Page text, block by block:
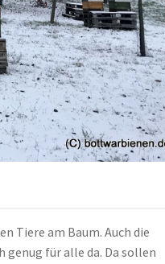
Tiere am Baum. Auch die
für alle da. Da sollen